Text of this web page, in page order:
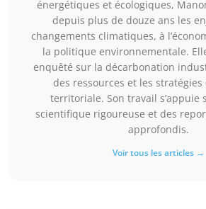
énergétiques et écologiques,
depuis plus de douze ans les
changements climatiques, à
la politique environnementale.
enquêté sur la décarbonation
des ressources et les stratégies
territoriale. Son travail s’appuie
scientifique rigoureuse et des
approfondis.
Voir tous les articles →